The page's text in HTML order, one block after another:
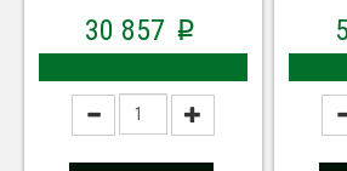
30 857 p